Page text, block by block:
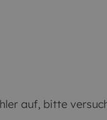
auf, bitte